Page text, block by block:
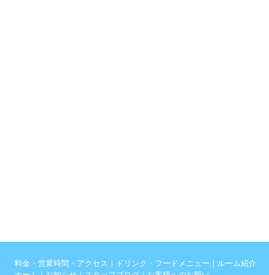
料金・営業時間・アクセス ｜ ドリンク・フードメニュー ｜ ルーム紹介